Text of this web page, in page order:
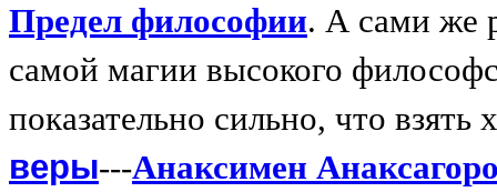
Предел философии. А сами же
самой магии высокого
показательно сильно, что
веры---Анаксимен